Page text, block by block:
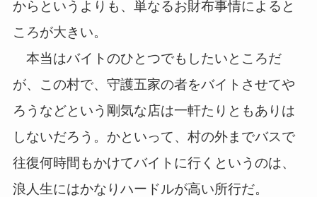
からというよりも、単なるお財布事情によると
ころが大きい。
本当はバイトのひとつでもしたいところだ
が、この村で、守護五家の者をバイトさせてや
ろうなどという剛気な店は一軒たりともありは
しないだろう。かといって、村の外までバスで
往復何時間もかけてバイトに行くというのは、
浪人生にはかなりハードルが高い所行だ。